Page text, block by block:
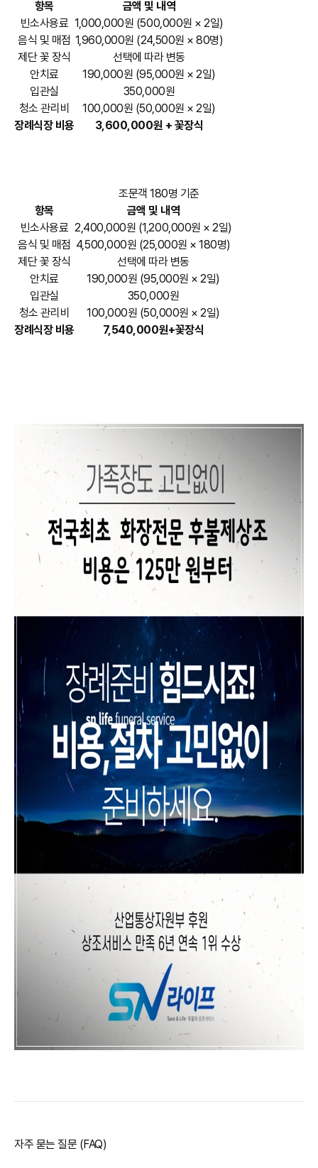
항목
금액 및 내역
빈소사용료 1,000,000원 (500,000원 × 2일)
음식 및 매점 1,960,000원 (24,500원 × 80명)
제단 꽃 장식
선택에 따라 변동
안치료
190,000원 (95,000원 × 2일)
입관실
350,000원
청소 관리비
100,000원 (50,000원 × 2일)
장례식장 비용
3,600,000원 + 꽃장식
조문객 180명 기준​
항목
금액 및 내역
빈소사용료 2,400,000원 (1,200,000원 × 2일)
음식 및 매점 4,500,000원 (25,000원 × 180명)
제단 꽃 장식
선택에 따라 변동
안치료
190,000원 (95,000원 × 2일)
입관실
350,000원
청소 관리비
100,000원 (50,000원 × 2일)
장례식장 비용
7,540,000원+꽃장식
자주 묻는 질문 (FAQ)